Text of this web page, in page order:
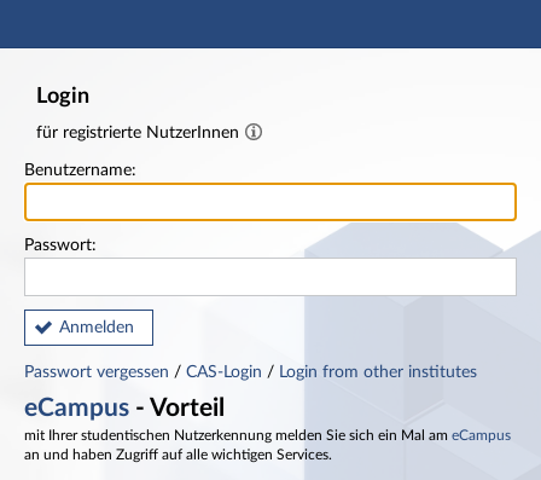
Hauptnavigation
Login
für registrierte NutzerInnen
Benutzername:
Passwort:
Anmelden
Passwort vergessen / CAS-Login / Login from other institutes
eCampus - Vorteil
mit Ihrer studentischen Nutzerkennung melden Sie sich ein Mal am eCampus
an und haben Zugriff auf alle wichtigen Services.